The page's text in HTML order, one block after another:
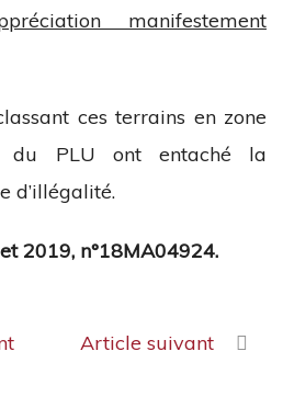
manifestement
ces terrains en zone
du PLU ont entaché la
d’illégalité.
2019, n°18MA04924.
Article suivant